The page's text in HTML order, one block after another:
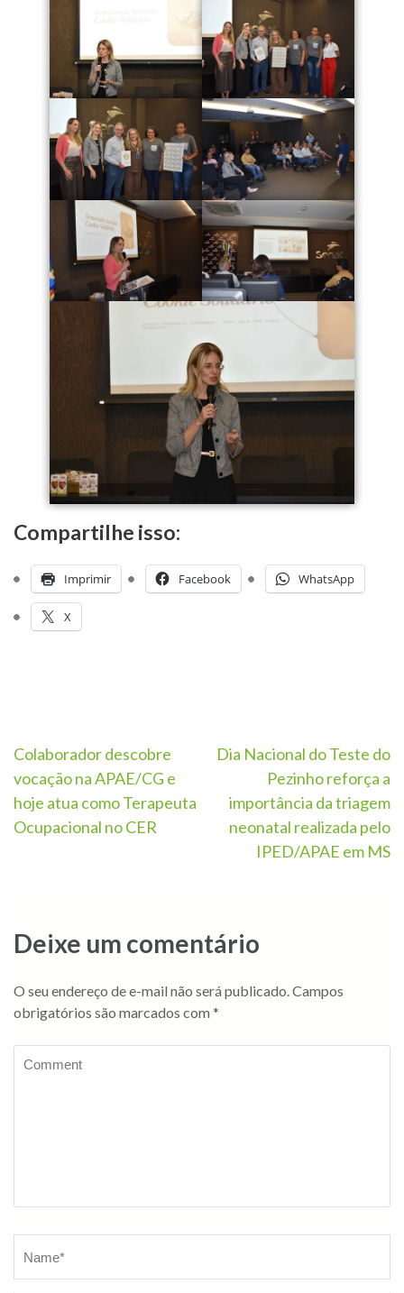
Compartilhe isso:
Imprimir Facebook WhatsApp
X
Colaborador descobre
vocação na APAE/CG e
hoje atua como Terapeuta
Ocupacional no CER
Dia Nacional do Teste do
Pezinho reforça a
importância da triagem
neonatal realizada pelo
IPED/APAE em MS
Deixe um comentário
O seu endereço de e-mail não será publicado.Campos
obrigatórios são marcados com *